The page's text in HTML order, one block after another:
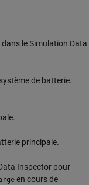
le Simulation Data
de batterie.
principale.
Inspector pour
en cours de